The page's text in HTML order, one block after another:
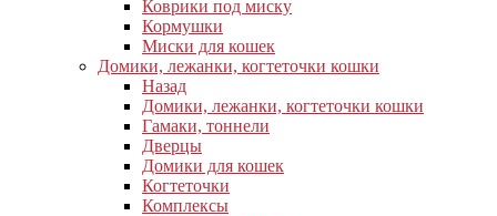
Коврики под миску
Кормушки
Миски для кошек
Домики, лежанки, когтеточки кошки
Назад
Домики, лежанки, когтеточки кошки
Гамаки, тоннели
Дверцы
Домики для кошек
Когтеточки
Комплексы